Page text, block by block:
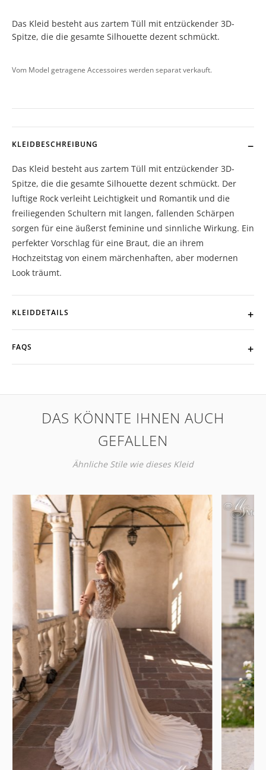
Das Kleid besteht aus zartem Tüll mit entzückender 3D-
Spitze, die die gesamte Silhouette dezent schmückt.
Vom Model getragene Accessoires werden separat verkauft.
KLEIDBESCHREIBUNG
Das Kleid besteht aus zartem Tüll mit entzückender 3D-
Spitze, die die gesamte Silhouette dezent schmückt. Der
luftige Rock verleiht Leichtigkeit und Romantik und die
freiliegenden Schultern mit langen, fallenden Schärpen
sorgen für eine äußerst feminine und sinnliche Wirkung. Ein
perfekter Vorschlag für eine Braut, die an ihrem
Hochzeitstag von einem märchenhaften, aber modernen
Look träumt.
KLEIDDETAILS
FAQS
DAS KÖNNTE IHNEN AUCH
GEFALLEN
Ähnliche Stile wie dieses Kleid